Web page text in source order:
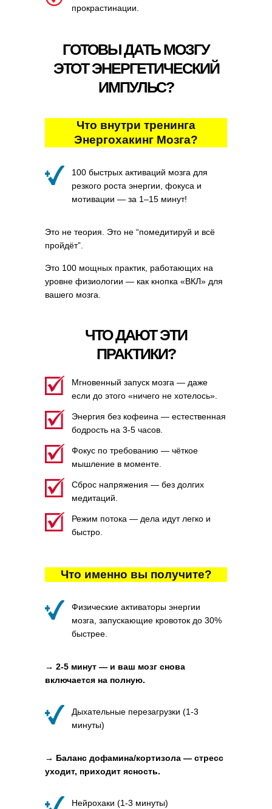
прокрастинации.
ГОТОВЫ ДАТЬ МОЗГУ
ЭТОТ ЭНЕРГЕТИЧЕСКИЙ
ИМПУЛЬС?
Что внутри тренинга
Энергохакинг Мозга?
100 быстрых активаций мозга для
резкого роста энергии, фокуса и
мотивации — за 1–15 минут!
Это не теория. Это не “помедитируй и всё
пройдёт”.
Это 100 мощных практик, работающих на
уровне физиологии — как кнопка «ВКЛ» для
вашего мозга.
ЧТО ДАЮТ ЭТИ
ПРАКТИКИ?
Мгновенный запуск мозга — даже
если до этого «ничего не хотелось».
Энергия без кофеина — естественная
бодрость на 3-5 часов.
Фокус по требованию — чёткое
мышление в моменте.
Сброс напряжения — без долгих
медитаций.
Режим потока — дела идут легко и
быстро.
Что именно вы получите?
Физические активаторы энергии
мозга, запускающие кровоток до 30%
быстрее.
→ 2-5 минут — и ваш мозг снова
включается на полную.
Дыхательные перезагрузки (1-3
минуты)
→ Баланс дофамина/кортизола — стресс
уходит, приходит ясность.
Нейрохаки (1-3 минуты)